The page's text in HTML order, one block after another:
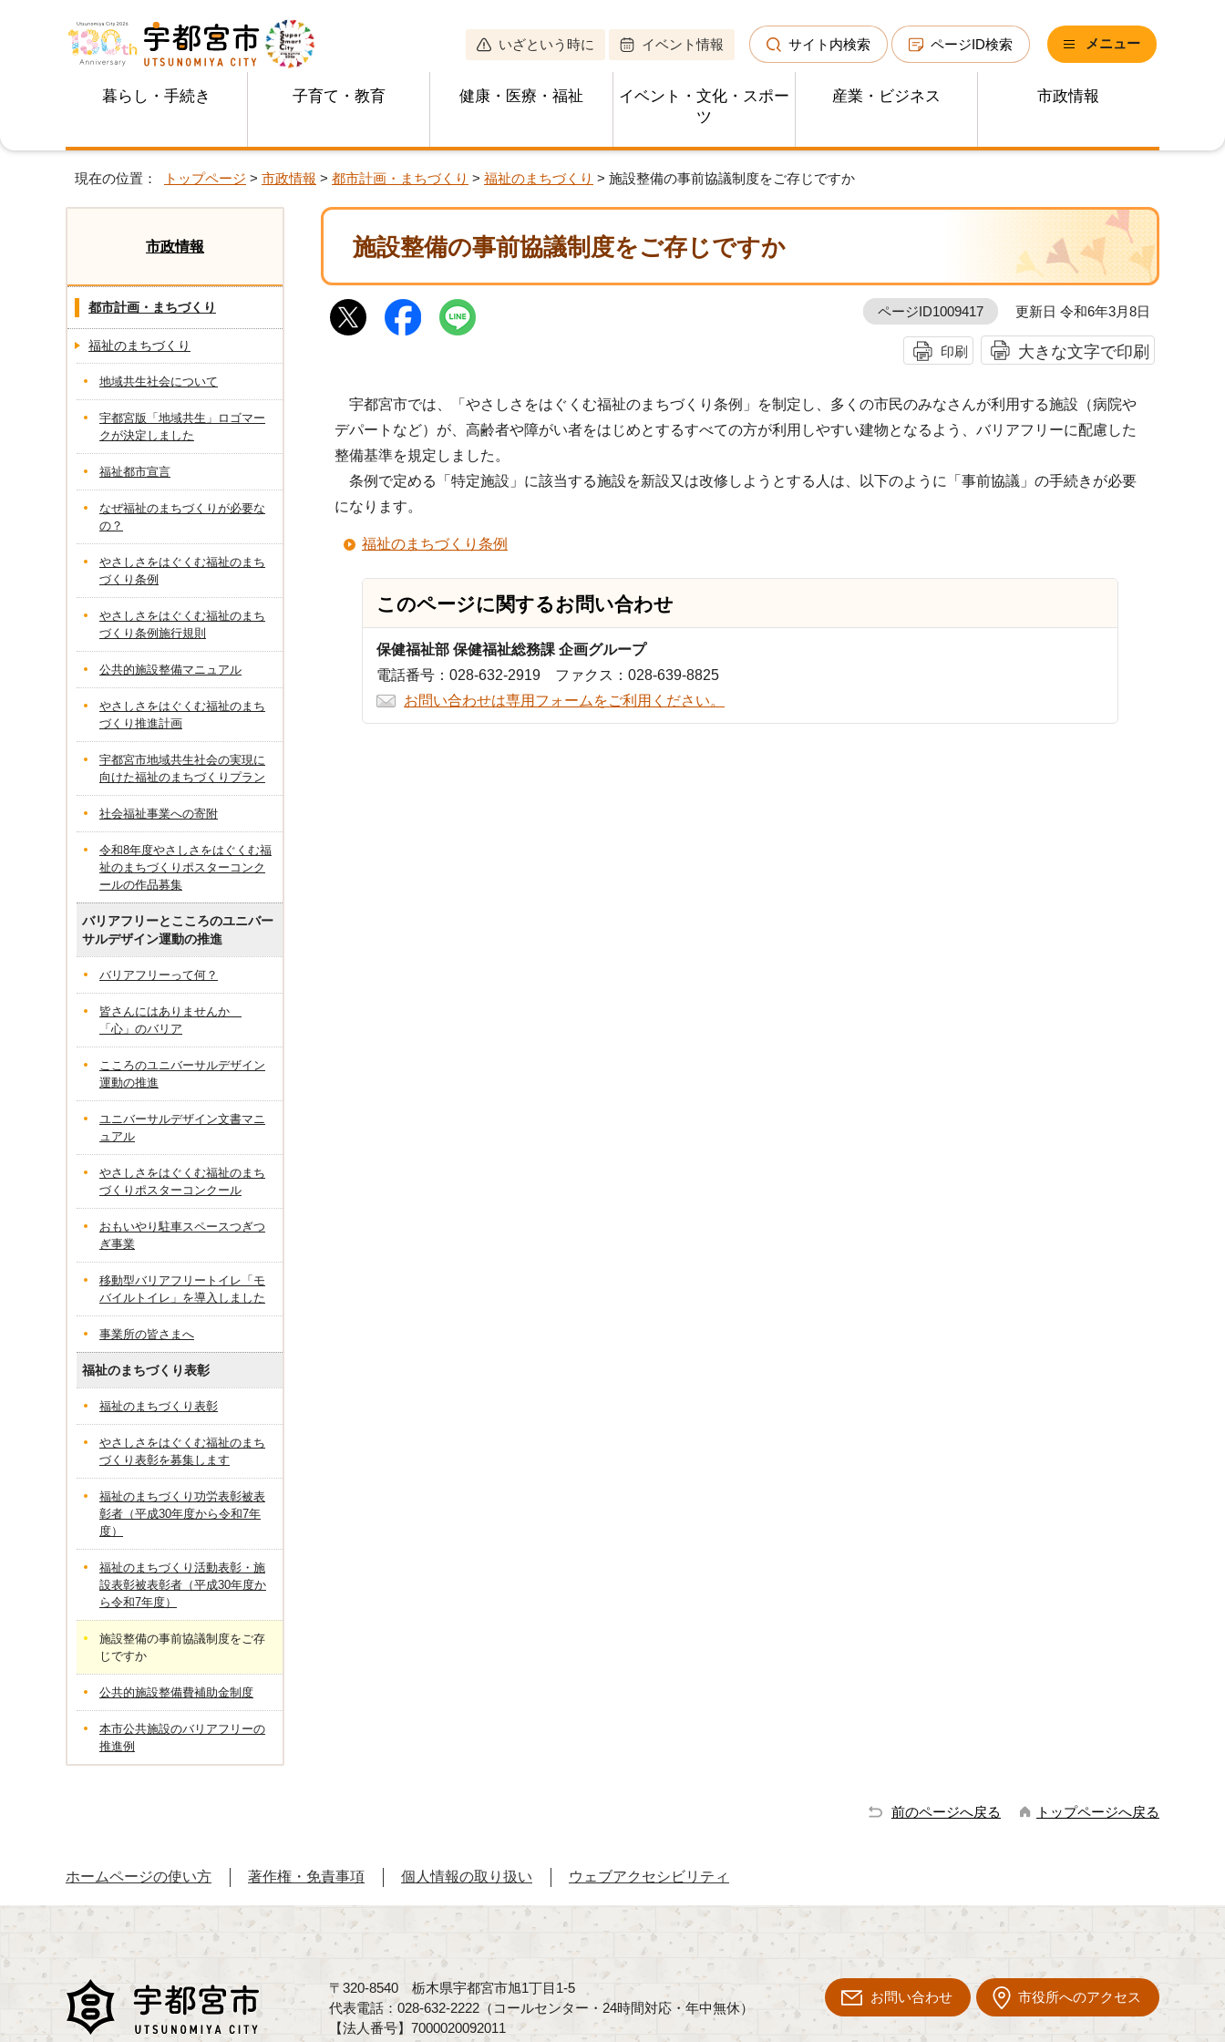
いざという時に イベント情報 サイト内検索 ページID検索 メニュー
暮らし・手続き 子育て・教育 健康・医療・福祉
イベント・文化・スポー
ツ
産業・ビジネス 市政情報
現在の位置： トップページ > 市政情報 > 都市計画・まちづくり > 福祉のまちづくり > 施設整備の事前協議制度をご存じですか
施設整備の事前協議制度をご存じですか
ページID1009417 更新日 令和6年3月8日
印刷 大きな文字で印刷
宇都宮市では、「やさしさをはぐくむ福祉のまちづくり条例」を制定し、多くの市民のみなさんが利用する施設（病院や
デパートなど）が、高齢者や障がい者をはじめとするすべての方が利用しやすい建物となるよう、バリアフリーに配慮した
整備基準を規定しました。
条例で定める「特定施設」に該当する施設を新設又は改修しようとする人は、以下のように「事前協議」の手続きが必要
になります。
福祉のまちづくり条例
このページに関するお問い合わせ
保健福祉部 保健福祉総務課 企画グループ
電話番号：028-632-2919 ファクス：028-639-8825
お問い合わせは専用フォームをご利用ください。
市政情報
都市計画・まちづくり
福祉のまちづくり
地域共生社会について
宇都宮版「地域共生」ロゴマー
クが決定しました
福祉都市宣言
なぜ福祉のまちづくりが必要な
の？
やさしさをはぐくむ福祉のまち
づくり条例
やさしさをはぐくむ福祉のまち
づくり条例施行規則
公共的施設整備マニュアル
やさしさをはぐくむ福祉のまち
づくり推進計画
宇都宮市地域共生社会の実現に
向けた福祉のまちづくりプラン
社会福祉事業への寄附
令和8年度やさしさをはぐくむ福
祉のまちづくりポスターコンク
ールの作品募集
バリアフリーとこころのユニバー
サルデザイン運動の推進
バリアフリーって何？
皆さんにはありませんか
「心」のバリア
こころのユニバーサルデザイン
運動の推進
ユニバーサルデザイン文書マニ
ュアル
やさしさをはぐくむ福祉のまち
づくりポスターコンクール
おもいやり駐車スペースつぎつ
ぎ事業
移動型バリアフリートイレ「モ
バイルトイレ」を導入しました
事業所の皆さまへ
福祉のまちづくり表彰
福祉のまちづくり表彰
やさしさをはぐくむ福祉のまち
づくり表彰を募集します
福祉のまちづくり功労表彰被表
彰者（平成30年度から令和7年
度）
福祉のまちづくり活動表彰・施
設表彰被表彰者（平成30年度か
ら令和7年度）
施設整備の事前協議制度をご存
じですか
公共的施設整備費補助金制度
本市公共施設のバリアフリーの
推進例
前のページへ戻る トップページへ戻る
ホームページの使い方 著作権・免責事項 個人情報の取り扱い ウェブアクセシビリティ
〒320-8540 栃木県宇都宮市旭1丁目1-5
代表電話：028-632-2222（コールセンター・24時間対応・年中無休）
【法人番号】7000020092011
お問い合わせ 市役所へのアクセス